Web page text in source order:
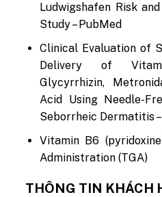
Ludwigshafen Risk
Study – PubMed
Clinical Evaluation of
Delivery of
Glycyrrhizin,
Acid Using Needle-
Seborrheic Dermatitis –
Vitamin B6
Administration (TGA)
THÔNG TIN KHÁCH